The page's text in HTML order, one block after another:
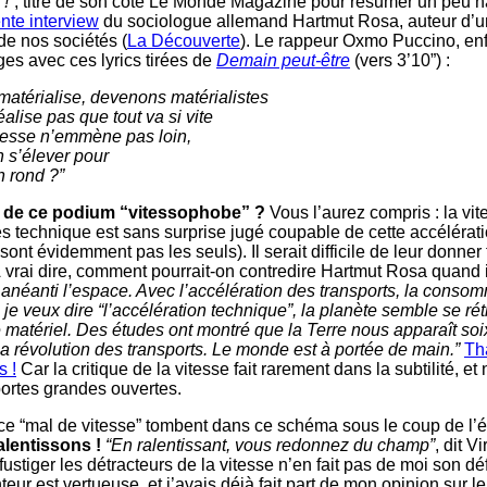
interview du sociologue allemand Hartmut Rosa, auteur
nos sociétés (La Découverte). Le rappeur Oxmo Puccino,
avec ces lyrics tirées de Demain peut-être (vers 3’10”) :
devenons matérialistes
pas que tout va si vite
n’emmène pas loin,
s’élever pour
rond ?”
ce podium “vitessophobe” ? Vous l’aurez compris : la
technique est sans surprise jugé coupable de cette
évidemment pas les seuls). Il serait difficile de leur donner
vrai dire, comment pourrait-on contredire Hartmut Rosa quand
l’espace. Avec l’accélération des transports, la
veux dire “l’accélération technique”, la planète semble se
Des études ont montré que la Terre nous apparaît
révolution des transports. Le monde est à portée de main.”
! Car la critique de la vitesse fait rarement dans la subtilité, et
grandes ouvertes.
“mal de vitesse” tombent dans ce schéma sous le coup de
! “En ralentissant, vous redonnez du champ”, dit
les détracteurs de la vitesse n’en fait pas de moi son